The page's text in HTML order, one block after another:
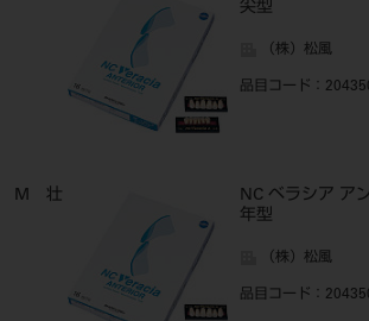
尖型
（株）松風
品目コード ：
M 壮
NC ベラシア
年型
（株）松風
品目コード ：